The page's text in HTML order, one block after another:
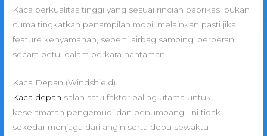
Kaca berkualitas tinggi yang sesuai rincian pabrikasi bukan
cuma tingkatkan penampilan mobil melainkan pasti jika
feature kenyamanan, seperti airbag samping, berperan
secara betul dalam perkara hantaman.
Kaca Depan (Windshield)
Kaca depan salah satu faktor paling utama untuk
keselamatan pengemudi dan penumpang. Ini tidak
sekedar menjaga dari angin serta debu sewaktu